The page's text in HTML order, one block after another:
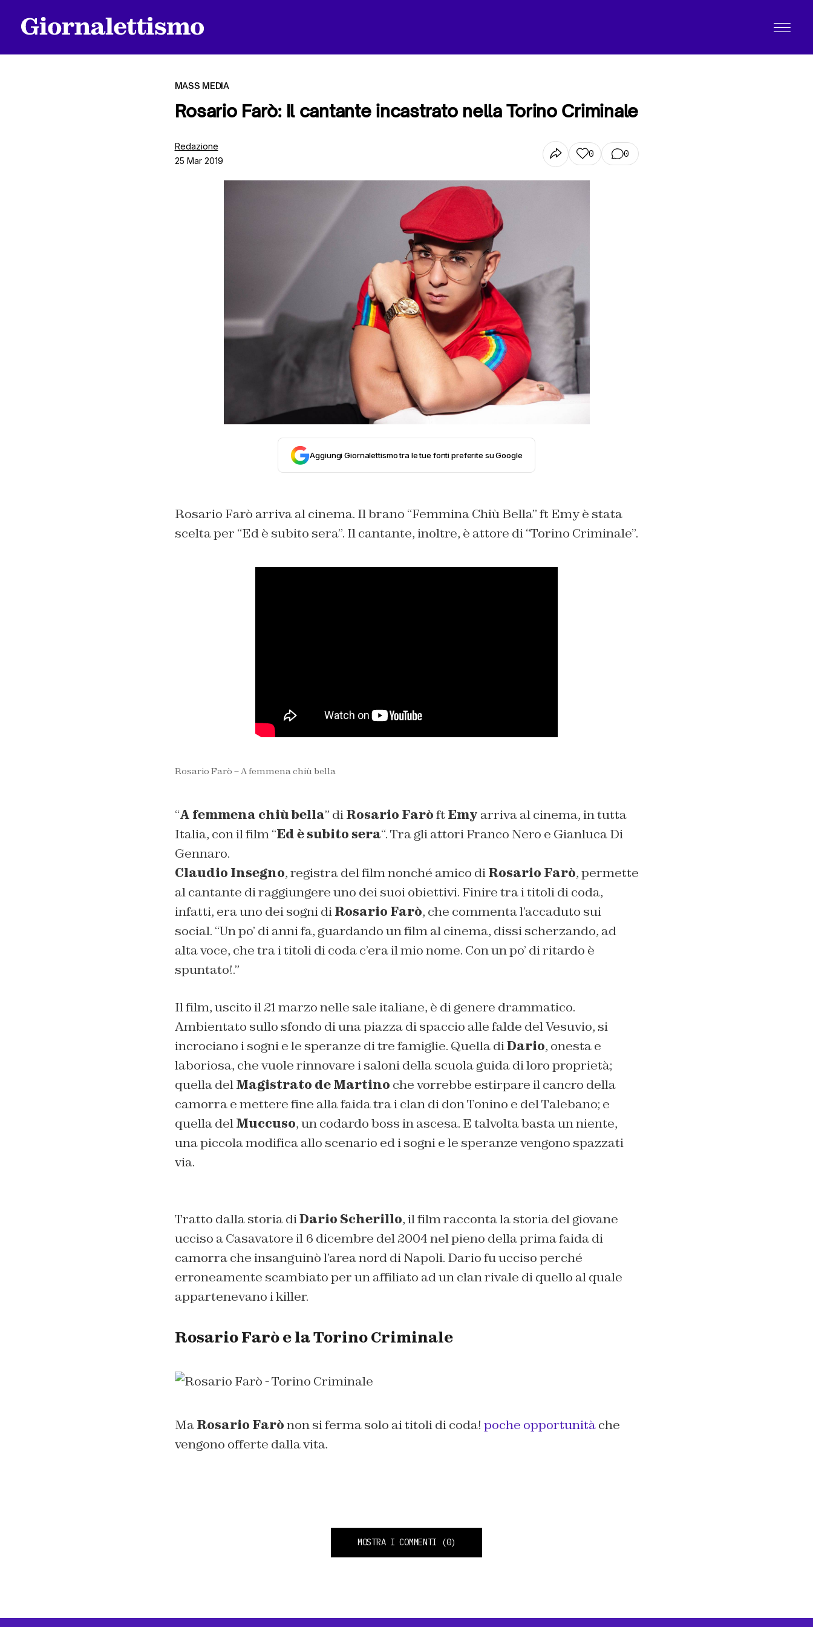
MASS MEDIA
Rosario Farò: Il cantante incastrato nella Torino Criminale
Redazione
25 Mar 2019
0 0
Aggiungi Giornalettismo tra le tue fonti preferite su Google
Rosario Farò arriva al cinema. Il brano “Femmina Chiù Bella” ft Emy è stata
scelta per “Ed è subito sera”. Il cantante, inoltre, è attore di “Torino Criminale”.
Rosario Farò – A femmena chiù bella
“A femmena chiù bella” diRosario Faròft Emy arriva al cinema, in tutta
Italia, con il film “Ed è subito sera“. Tra gli attori Franco Nero e Gianluca Di
Gennaro.
Claudio Insegno, registra del film nonché amico diRosario Farò, permette
al cantante di raggiungere uno dei suoi obiettivi. Finire tra i titoli di coda,
infatti, era uno dei sogni diRosario Farò, che commenta l’accaduto sui
social. “Un po’ di anni fa, guardando un film al cinema, dissi scherzando, ad
alta voce, che tra i titoli di coda c’era il mio nome. Con un po’ di ritardo è
spuntato!.”
Il film, uscito il 21 marzo nelle sale italiane, è di genere drammatico.
Ambientato sullo sfondo di una piazza di spaccio alle falde del Vesuvio, si
incrociano i sogni e le speranze di tre famiglie. Quella diDario, onesta e
laboriosa, che vuole rinnovare i saloni della scuola guida di loro proprietà;
quella delMagistrato de Martino che vorrebbe estirpare il cancro della
camorra e mettere fine alla faida tra i clan di don Tonino e del Talebano; e
quella delMuccuso, un codardo boss in ascesa. E talvolta basta un niente,
una piccola modifica allo scenario ed i sogni e le speranze vengono spazzati
via.
Tratto dalla storia diDario Scherillo, il film racconta la storia del giovane
ucciso a Casavatore il 6 dicembre del 2004 nel pieno della prima faida di
camorra che insanguinò l’area nord di Napoli. Dario fu ucciso perché
erroneamente scambiato per un affiliato ad un clan rivale di quello al quale
appartenevano i killer.
Rosario Farò e la Torino Criminale
MaRosario Farònon si ferma solo ai titoli di coda! poche opportunitàche
vengono offerte dalla vita.
MOSTRA I COMMENTI (0)